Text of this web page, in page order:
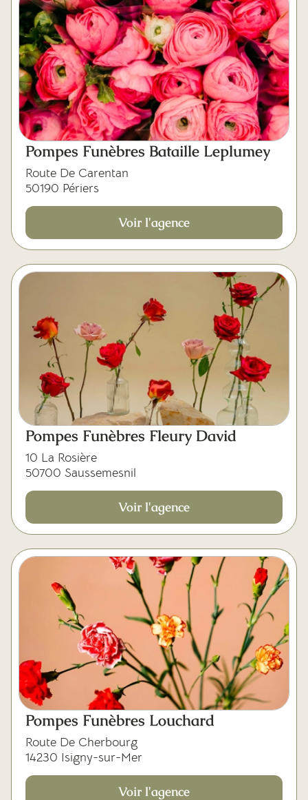
Pompes Funèbres Bataille Leplumey
Route De Carentan
50190 Périers
Voir l'agence
Pompes Funèbres Fleury David
10 La Rosière
50700 Saussemesnil
Voir l'agence
Pompes Funèbres Louchard
Route De Cherbourg
14230 Isigny-sur-Mer
Voir l'agence